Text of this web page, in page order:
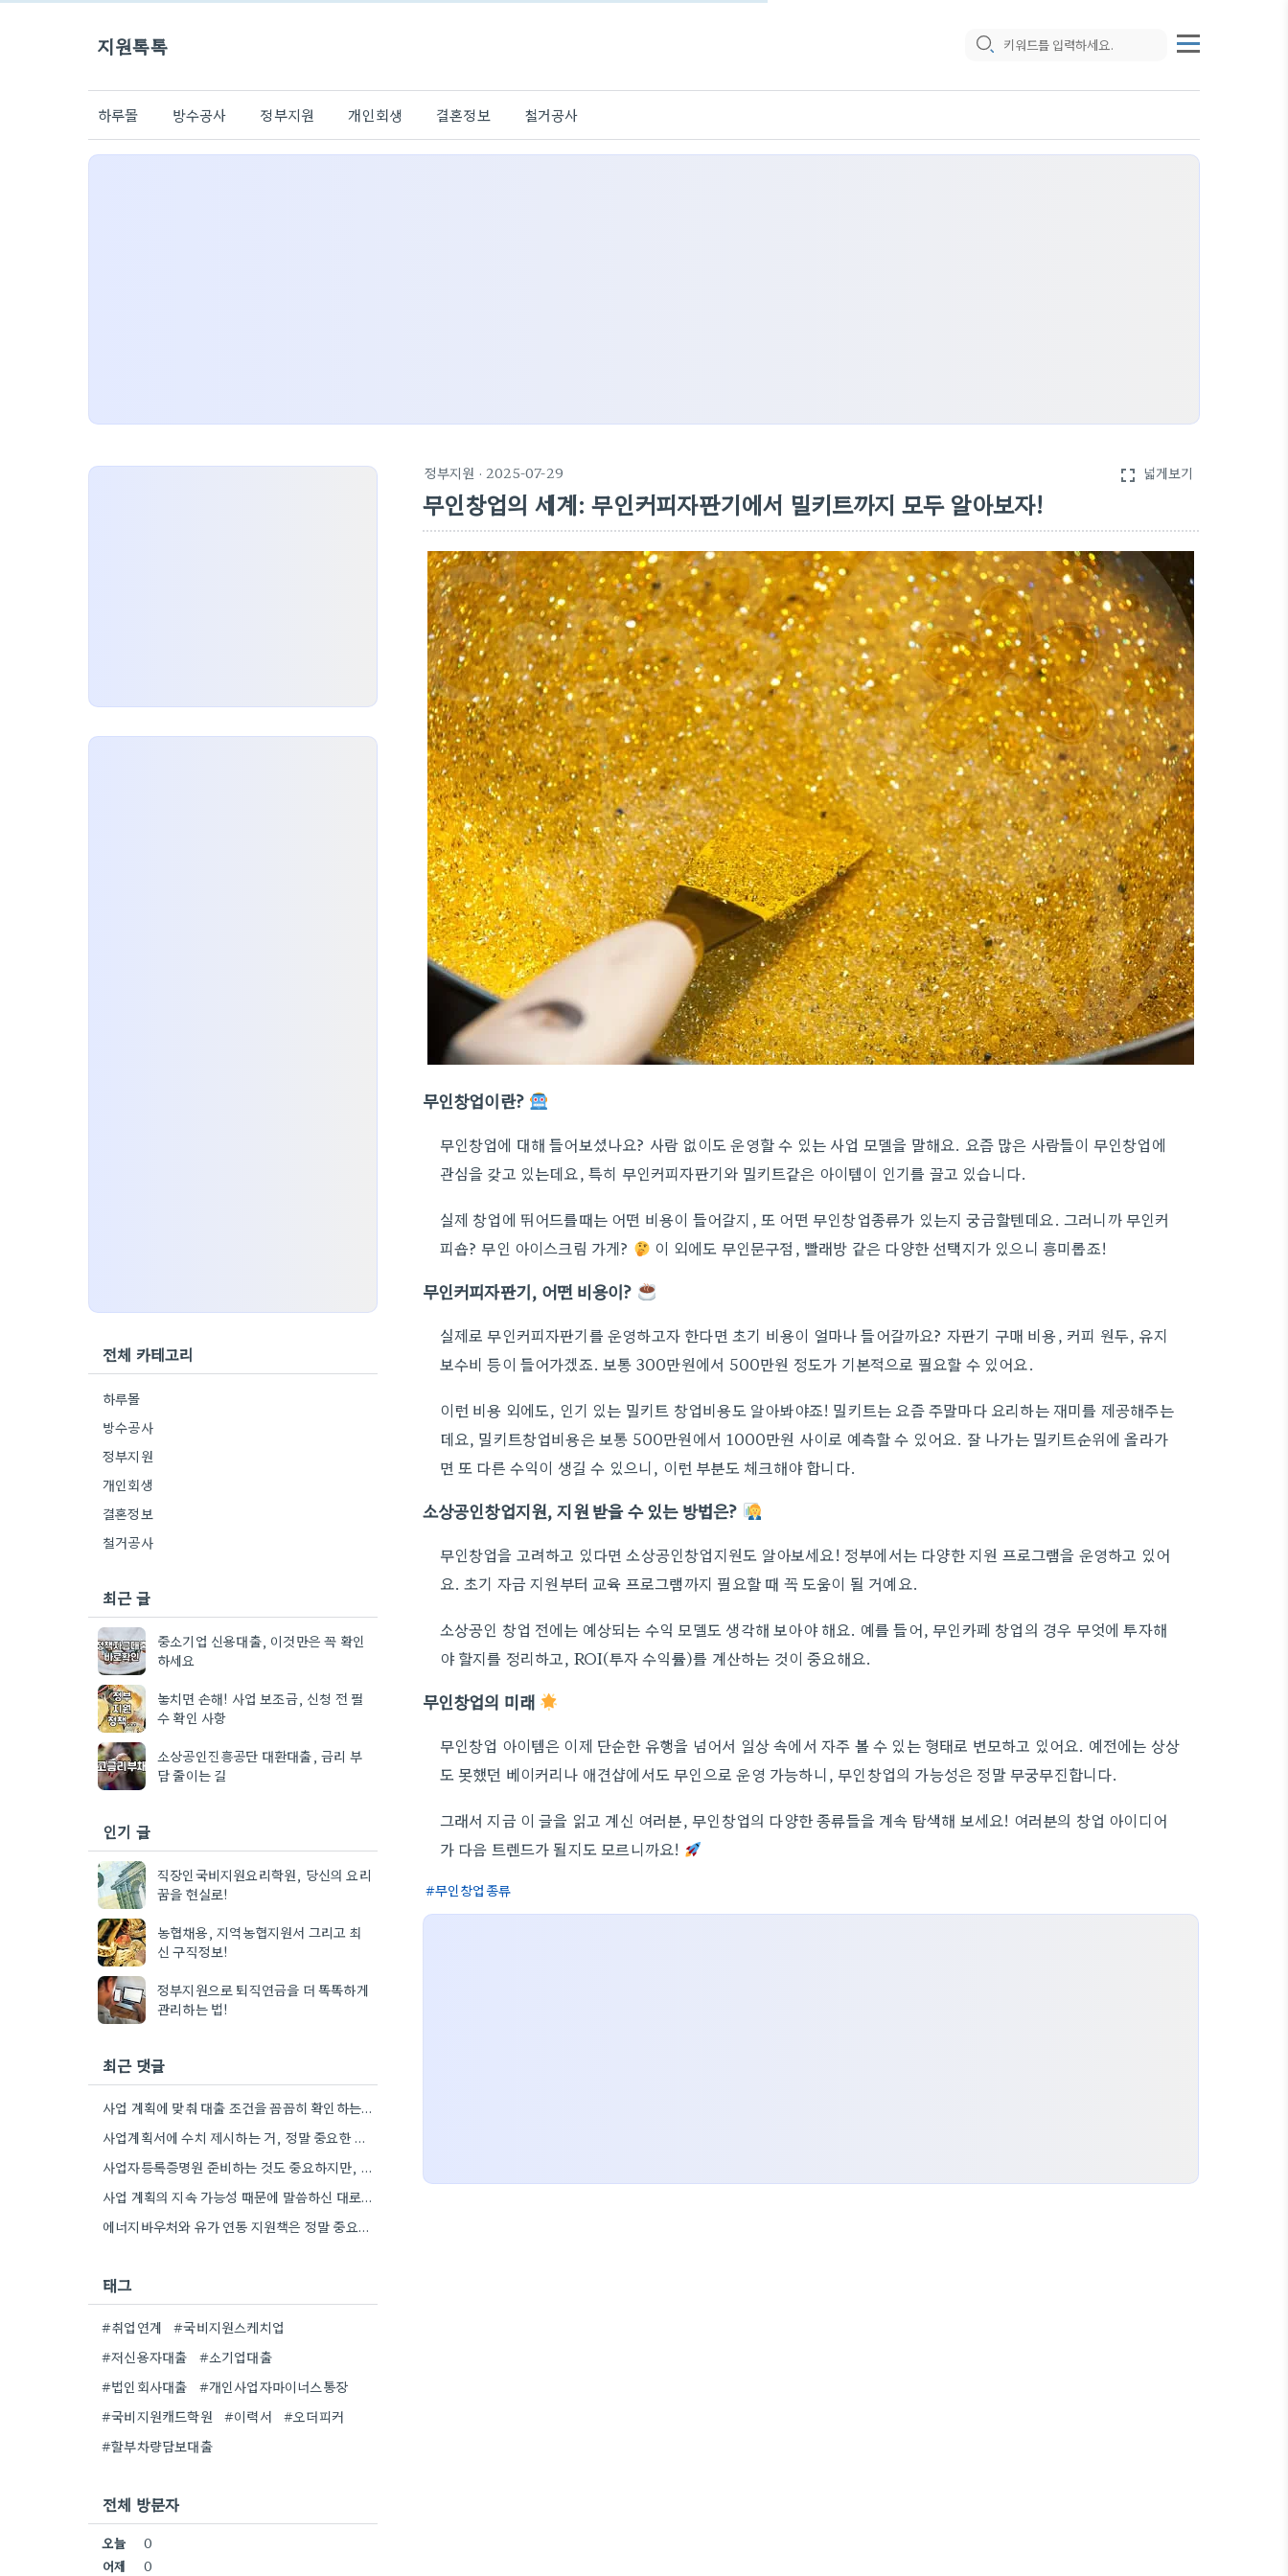
지원톡톡
하루몰 방수공사 정부지원 개인회생 결혼정보 철거공사
정부지원 · 2025-07-29 fullscreen 넓게보기
무인창업의 세계: 무인커피자판기에서 밀키트까지 모두 알아보자!
무인창업이란?
무인창업에 대해 들어보셨나요? 사람 없이도 운영할 수 있는 사업 모델을 말해요. 요즘 많은 사람들이 무인창업에
관심을 갖고 있는데요, 특히 무인커피자판기와 밀키트같은 아이템이 인기를 끌고 있습니다.
실제 창업에 뛰어드를때는 어떤 비용이 들어갈지, 또 어떤 무인창업종류가 있는지 궁금할텐데요. 그러니까 무인커
피숍? 무인 아이스크림 가게?
이 외에도 무인문구점, 빨래방 같은 다양한 선택지가 있으니 흥미롭죠!
무인커피자판기, 어떤 비용이?
실제로 무인커피자판기를 운영하고자 한다면 초기 비용이 얼마나 들어갈까요? 자판기 구매 비용, 커피 원두, 유지
보수비 등이 들어가겠죠. 보통 300만원에서 500만원 정도가 기본적으로 필요할 수 있어요.
이런 비용 외에도, 인기 있는 밀키트 창업비용도 알아봐야죠! 밀키트는 요즘 주말마다 요리하는 재미를 제공해주는
데요, 밀키트창업비용은 보통 500만원에서 1000만원 사이로 예측할 수 있어요. 잘 나가는 밀키트순위에 올라가
면 또 다른 수익이 생길 수 있으니, 이런 부분도 체크해야 합니다.
소상공인창업지원, 지원 받을 수 있는 방법은?
무인창업을 고려하고 있다면 소상공인창업지원도 알아보세요! 정부에서는 다양한 지원 프로그램을 운영하고 있어
요. 초기 자금 지원부터 교육 프로그램까지 필요할 때 꼭 도움이 될 거예요.
소상공인 창업 전에는 예상되는 수익 모델도 생각해 보아야 해요. 예를 들어, 무인카페 창업의 경우 무엇에 투자해
야 할지를 정리하고, ROI(투자 수익률)를 계산하는 것이 중요해요.
무인창업의 미래
무인창업 아이템은 이제 단순한 유행을 넘어서 일상 속에서 자주 볼 수 있는 형태로 변모하고 있어요. 예전에는 상상
도 못했던 베이커리나 애견샵에서도 무인으로 운영 가능하니, 무인창업의 가능성은 정말 무궁무진합니다.
그래서 지금 이 글을 읽고 계신 여러분, 무인창업의 다양한 종류들을 계속 탐색해 보세요! 여러분의 창업 아이디어
가 다음 트렌드가 될지도 모르니까요!
무인창업종류
전체 카테고리
하루몰
방수공사
정부지원
개인회생
결혼정보
철거공사
최근 글
중소기업 신용대출, 이것만은 꼭 확인
하세요
놓치면 손해! 사업 보조금, 신청 전 필
수 확인 사항
소상공인진흥공단 대환대출, 금리 부
담 줄이는 길
인기 글
직장인국비지원요리학원, 당신의 요리
꿈을 현실로!
농협채용, 지역농협지원서 그리고 최
신 구직정보!
정부지원으로 퇴직연금을 더 똑똑하게
관리하는 법!
최근 댓글
사업 계획에 맞춰 대출 조건을 꼼꼼히 확인하는 게 중요하네요. 저는 사업 확장 시 금리 변화를…
사업계획서에 수치 제시하는 거, 정말 중요한 부분인 것 같아요. 매출 성장률이나 고용 목표를 구체적으로 적으면…
사업자등록증명원 준비하는 것도 중요하지만, 특히 최근 재무제표 유효기간 꼭 확인해야 해요. 제가 최근 사업 계획서…
사업 계획의 지속 가능성 때문에 말씀하신 대로, 재무제표 준비를 미리 해두는 게 정말 중요하네요. 특히…
에너지바우처와 유가 연동 지원책은 정말 중요한 부분인 것 같아요. 특히 농어민분들이 에너지 가격 변동에 덜…
태그
#취업연계
#국비지원스케치업
#저신용자대출
#소기업대출
#법인회사대출
#개인사업자마이너스통장
#국비지원캐드학원
#이력서
#오더피커
#할부차량담보대출
전체 방문자
오늘
0
어제
0